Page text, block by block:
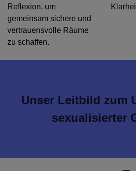
Reflexion, um
gemeinsam sichere und
vertrauensvolle Räume
zu schaffen.
Unser Leitbild zum
sexualisierter